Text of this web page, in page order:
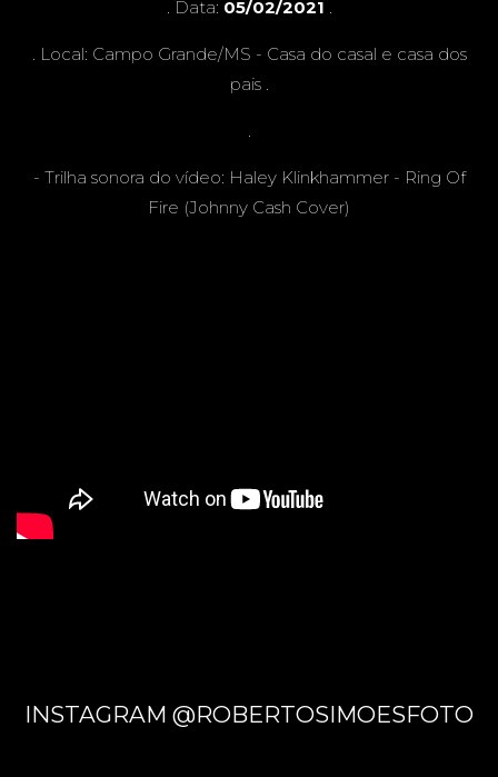
-
CAMPO
E - MS
. Data: 05/02/2021 .
. Local: Campo Grande/MS - Casa do casal e casa dos
pais .
.
- Trilha sonora do vídeo: Haley Klinkhammer - Ring Of
Fire (Johnny Cash Cover)
INSTAGRAM @ROBERTOSIMOESFOTO